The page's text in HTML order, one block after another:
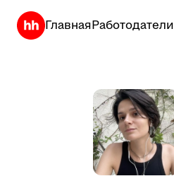
ГлавнаяРаботодатели